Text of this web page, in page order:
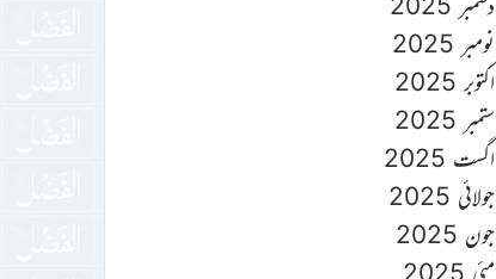
نومبر 2025
اکتوبر 2025
ستمبر 2025
اگست 2025
جولائی 2025
جون 2025
مئی 2025